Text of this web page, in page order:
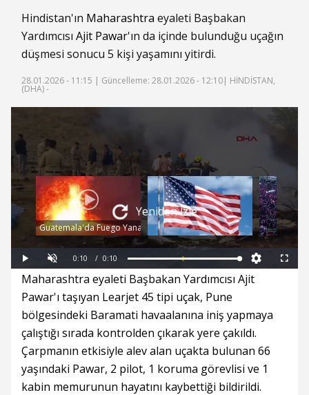
Hindistan'ın Maharashtra eyaleti Başbakan
Yardımcısı Ajit Pawar'ın da içinde bulunduğu uçağın
düşmesi sonucu 5 kişi yaşamını yitirdi.
28.01.2026 - 11:15 | Güncelleme: 28.01.2026 - 12:10| HİNDİSTAN,
(DHA) -
Oynat
Ses AçSüre
0:10 /
Toplam
Süre
0:10 Yüklendi:
0%
Yükleniyor:
0%
Tam
Ekran
Guatemala'da Fuego Yanardağı faaliyete geçti: Turuncu alarm verildi
Yeniden İzle
Maharashtra eyaleti Başbakan Yardımcısı Ajit
Pawar'ı taşıyan Learjet 45 tipi uçak, Pune
bölgesindeki Baramati havaalanına iniş yapmaya
çalıştığı sırada kontrolden çıkarak yere çakıldı.
Çarpmanın etkisiyle alev alan uçakta bulunan 66
yaşındaki Pawar, 2 pilot, 1 koruma görevlisi ve 1
kabin memurunun hayatını kaybettiği bildirildi.